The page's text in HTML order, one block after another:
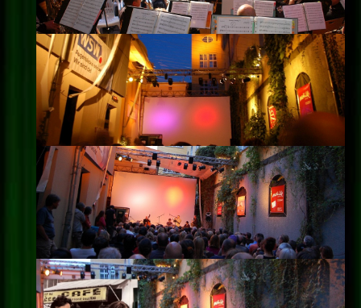
Impressum
Datenschutz